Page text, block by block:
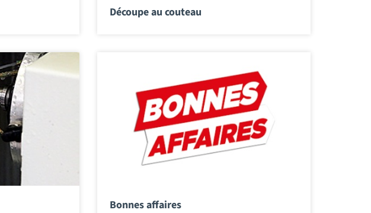
Découpe au couteau
Bonnes affaires